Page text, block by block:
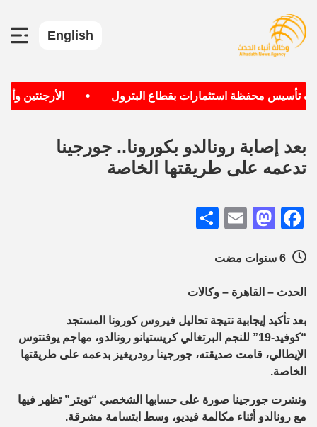
English
تأسيس محفظة استثمارات بقطاع البترول الأرجنتين
بعد إصابة رونالدو بكورونا.. جورجينا
تدعمه على طريقتها الخاصة
Facebook
Mastodon
Email
الحدث – القاهرة – وكالات
بعد تأكيد إيجابية نتيجة تحاليل فيروس كورونا المستجد
“كوفيد-19” للنجم البرتغالي كريستيانو رونالدو، مهاجم يوفنتوس
الإيطالي، قامت صديقته، جورجينا رودريغيز بدعمه على طريقتها
الخاصة.
ونشرت جورجينا صورة على حسابها الشخصي “تويتر” تظهر فيها
مع رونالدو أثناء مكالمة فيديو، وسط ابتسامة مشرقة.